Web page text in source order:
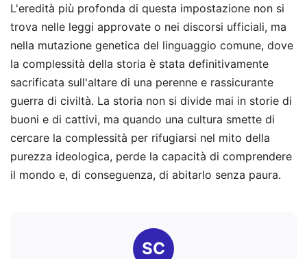
L'eredità più profonda di questa impostazione non si
trova nelle leggi approvate o nei discorsi ufficiali, ma
nella mutazione genetica del linguaggio comune, dove
la complessità della storia è stata definitivamente
sacrificata sull'altare di una perenne e rassicurante
guerra di civiltà. La storia non si divide mai in storie di
buoni e di cattivi, ma quando una cultura smette di
cercare la complessità per rifugiarsi nel mito della
purezza ideologica, perde la capacità di comprendere
il mondo e, di conseguenza, di abitarlo senza paura.
SC